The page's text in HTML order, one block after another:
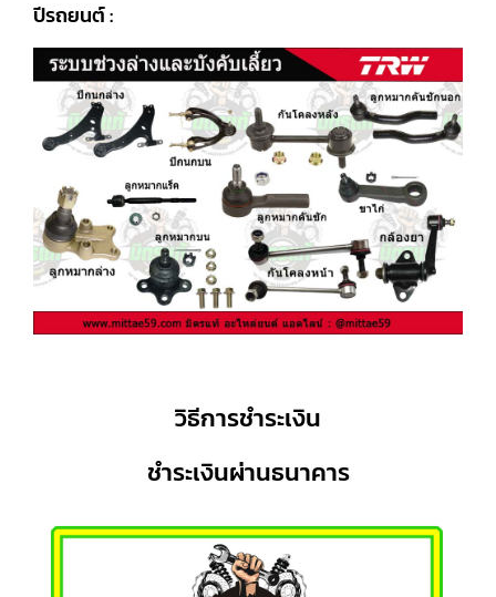
ปีรถยนต์ :
วิธีการชำระเงิน
ชำระเงินผ่านธนาคาร